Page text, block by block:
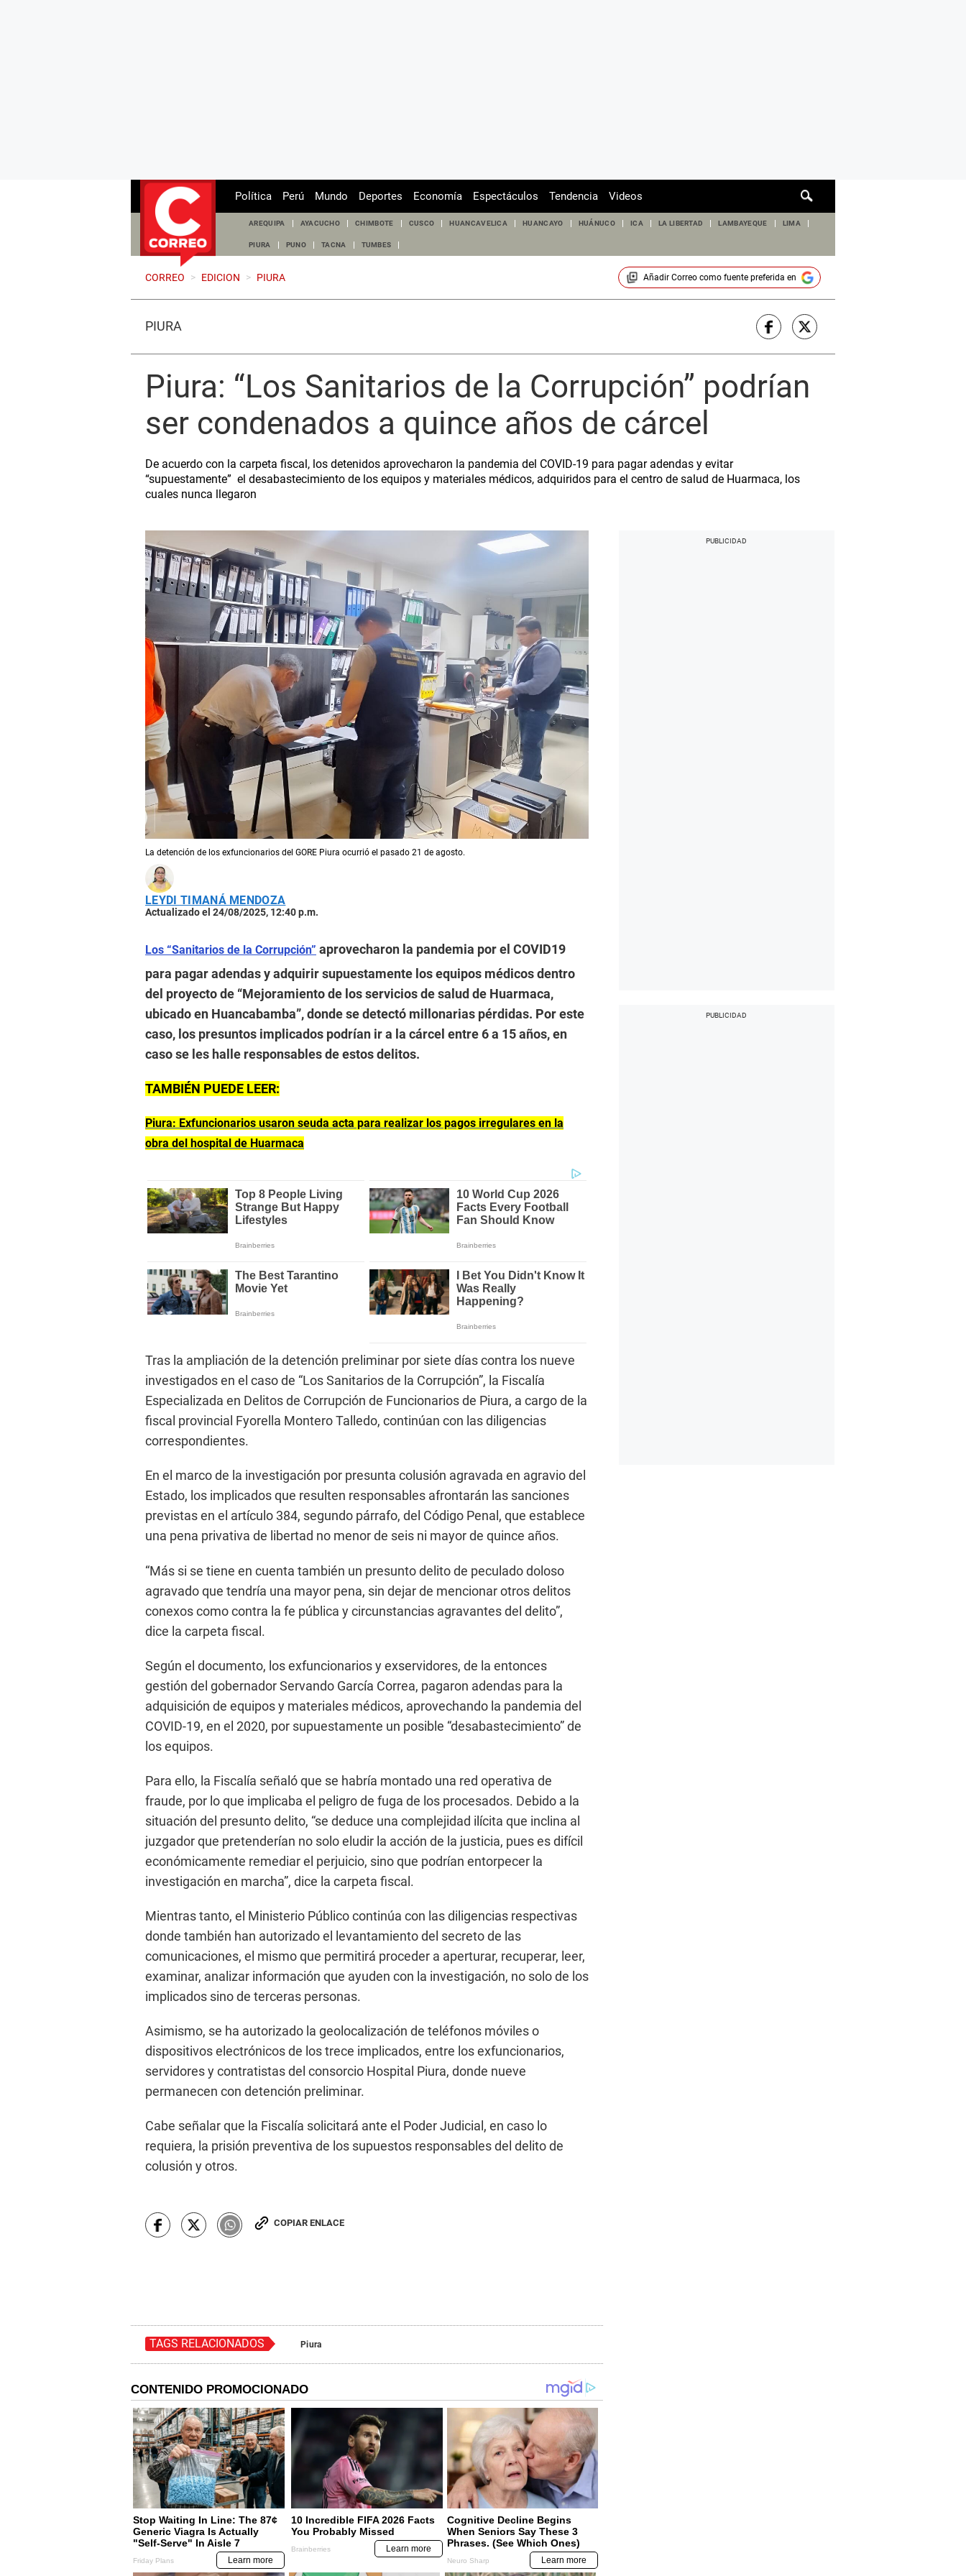
de
Política Perú Mundo Deportes Economía Espectáculos Tendencia Videos
AREQUIPA AYACUCHO CHIMBOTE CUSCO HUANCAVELICA HUANCAYO HUÁNUCO ICA LA LIBERTAD LAMBAYEQUE LIMA
PIURA PUNO TACNA TUMBES
CORREO > EDICION > PIURA Añadir Correocomo fuente preferida en
PIURA
Piura: “Los Sanitarios de la Corrupción” podrían
ser condenados a quince años de cárcel
De acuerdo con la carpeta fiscal, los detenidos aprovecharon la pandemia del COVID-19 para pagar adendas y evitar
“supuestamente” el desabastecimiento de los equipos y materiales médicos, adquiridos para el centro de salud de Huarmaca, los
cuales nunca llegaron
La detención de los exfuncionarios del GORE Piura ocurrió el pasado 21 de agosto.
LEYDI TIMANÁ MENDOZA
Actualizado el 24/08/2025, 12:40 p.m.
Los “Sanitarios de la Corrupción” aprovecharon la pandemia por el COVID19
para pagar adendas y adquirir supuestamente los equipos médicos dentro
del proyecto de “Mejoramiento de los servicios de salud de Huarmaca,
ubicado en Huancabamba”, donde se detectó millonarias pérdidas. Por este
caso, los presuntos implicados podrían ir a la cárcel entre 6 a 15 años, en
caso se les halle responsables de estos delitos.
TAMBIÉN PUEDE LEER:
Piura: Exfuncionarios usaron seuda acta para realizar los pagos irregulares en la
obra del hospital de Huarmaca
Tras la ampliación de la detención preliminar por siete días contra los nueve
investigados en el caso de “Los Sanitarios de la Corrupción”, la Fiscalía
Especializada en Delitos de Corrupción de Funcionarios de Piura, a cargo de la
fiscal provincial Fyorella Montero Talledo, continúan con las diligencias
correspondientes.
En el marco de la investigación por presunta colusión agravada en agravio del
Estado, los implicados que resulten responsables afrontarán las sanciones
previstas en el artículo 384, segundo párrafo, del Código Penal, que establece
una pena privativa de libertad no menor de seis ni mayor de quince años.
“Más si se tiene en cuenta también un presunto delito de peculado doloso
agravado que tendría una mayor pena, sin dejar de mencionar otros delitos
conexos como contra la fe pública y circunstancias agravantes del delito”,
dice la carpeta fiscal.
Según el documento, los exfuncionarios y exservidores, de la entonces
gestión del gobernador Servando García Correa, pagaron adendas para la
adquisición de equipos y materiales médicos, aprovechando la pandemia del
COVID-19, en el 2020, por supuestamente un posible “desabastecimiento” de
los equipos.
Para ello, la Fiscalía señaló que se habría montado una red operativa de
fraude, por lo que implicaba el peligro de fuga de los procesados. Debido a la
situación del presunto delito, “se deduce una complejidad ilícita que inclina al
juzgador que pretenderían no solo eludir la acción de la justicia, pues es difícil
económicamente remediar el perjuicio, sino que podrían entorpecer la
investigación en marcha”, dice la carpeta fiscal.
Mientras tanto, el Ministerio Público continúa con las diligencias respectivas
donde también han autorizado el levantamiento del secreto de las
comunicaciones, el mismo que permitirá proceder a aperturar, recuperar, leer,
examinar, analizar información que ayuden con la investigación, no solo de los
implicados sino de terceras personas.
Asimismo, se ha autorizado la geolocalización de teléfonos móviles o
dispositivos electrónicos de los trece implicados, entre los exfuncionarios,
servidores y contratistas del consorcio Hospital Piura, donde nueve
permanecen con detención preliminar.
Cabe señalar que la Fiscalía solicitará ante el Poder Judicial, en caso lo
requiera, la prisión preventiva de los supuestos responsables del delito de
colusión y otros.
COPIAR ENLACE
TAGS RELACIONADOS Piura